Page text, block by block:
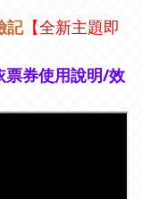
記【全新主題即
票券使用說明/效